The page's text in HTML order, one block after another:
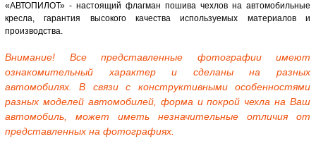
«АВТОПИЛОТ» - настоящий флагман пошива чехлов на автомобильные
кресла, гарантия высокого качества используемых материалов и
производства.
Внимание! Все представленные фотографии имеют
ознакомительный характер и сделаны на разных
автомобилях. В связи с конструктивными особенностями
разных моделей автомобилей, форма и покрой чехла на Ваш
автомобиль, может иметь незначительные отличия от
представленных на фотографиях.